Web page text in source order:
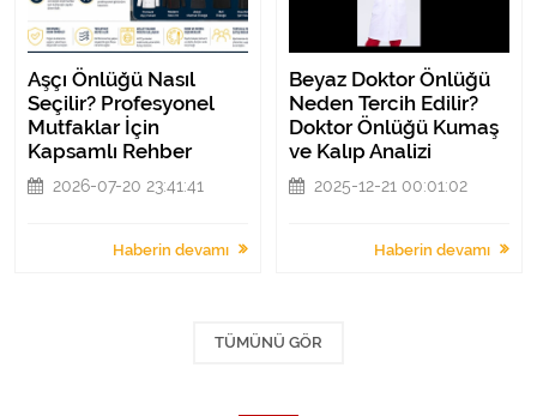
Aşçı Önlüğü Nasıl
Seçilir? Profesyonel
Mutfaklar İçin
Kapsamlı Rehber
2026-07-20 23:41:41
Haberin devamı
Beyaz Doktor Önlüğü
Neden Tercih Edilir?
Doktor Önlüğü Kumaş
ve Kalıp Analizi
2025-12-21 00:01:02
Haberin devamı
TÜMÜNÜ GÖR